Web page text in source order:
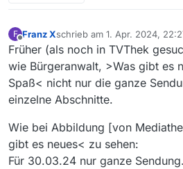
F
Offline
Franz Xschrieb am 1. Apr. 2024,
zuletzt editiert von Franz X
Früher (als noch in TVThek
wie Bürgeranwalt, >Was gibt es
Spaß< nicht nur die ganze
einzelne Abschnitte.
Wie bei Abbildung [von
gibt es neues< zu sehen:
Für 30.03.24 nur ganze Sendung.